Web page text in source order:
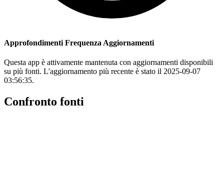
Approfondimenti Frequenza Aggiornamenti
Questa app è attivamente mantenuta con aggiornamenti disponibili
su più fonti. L'aggiornamento più recente è stato il 2025-09-07
03:56:35.
Confronto fonti